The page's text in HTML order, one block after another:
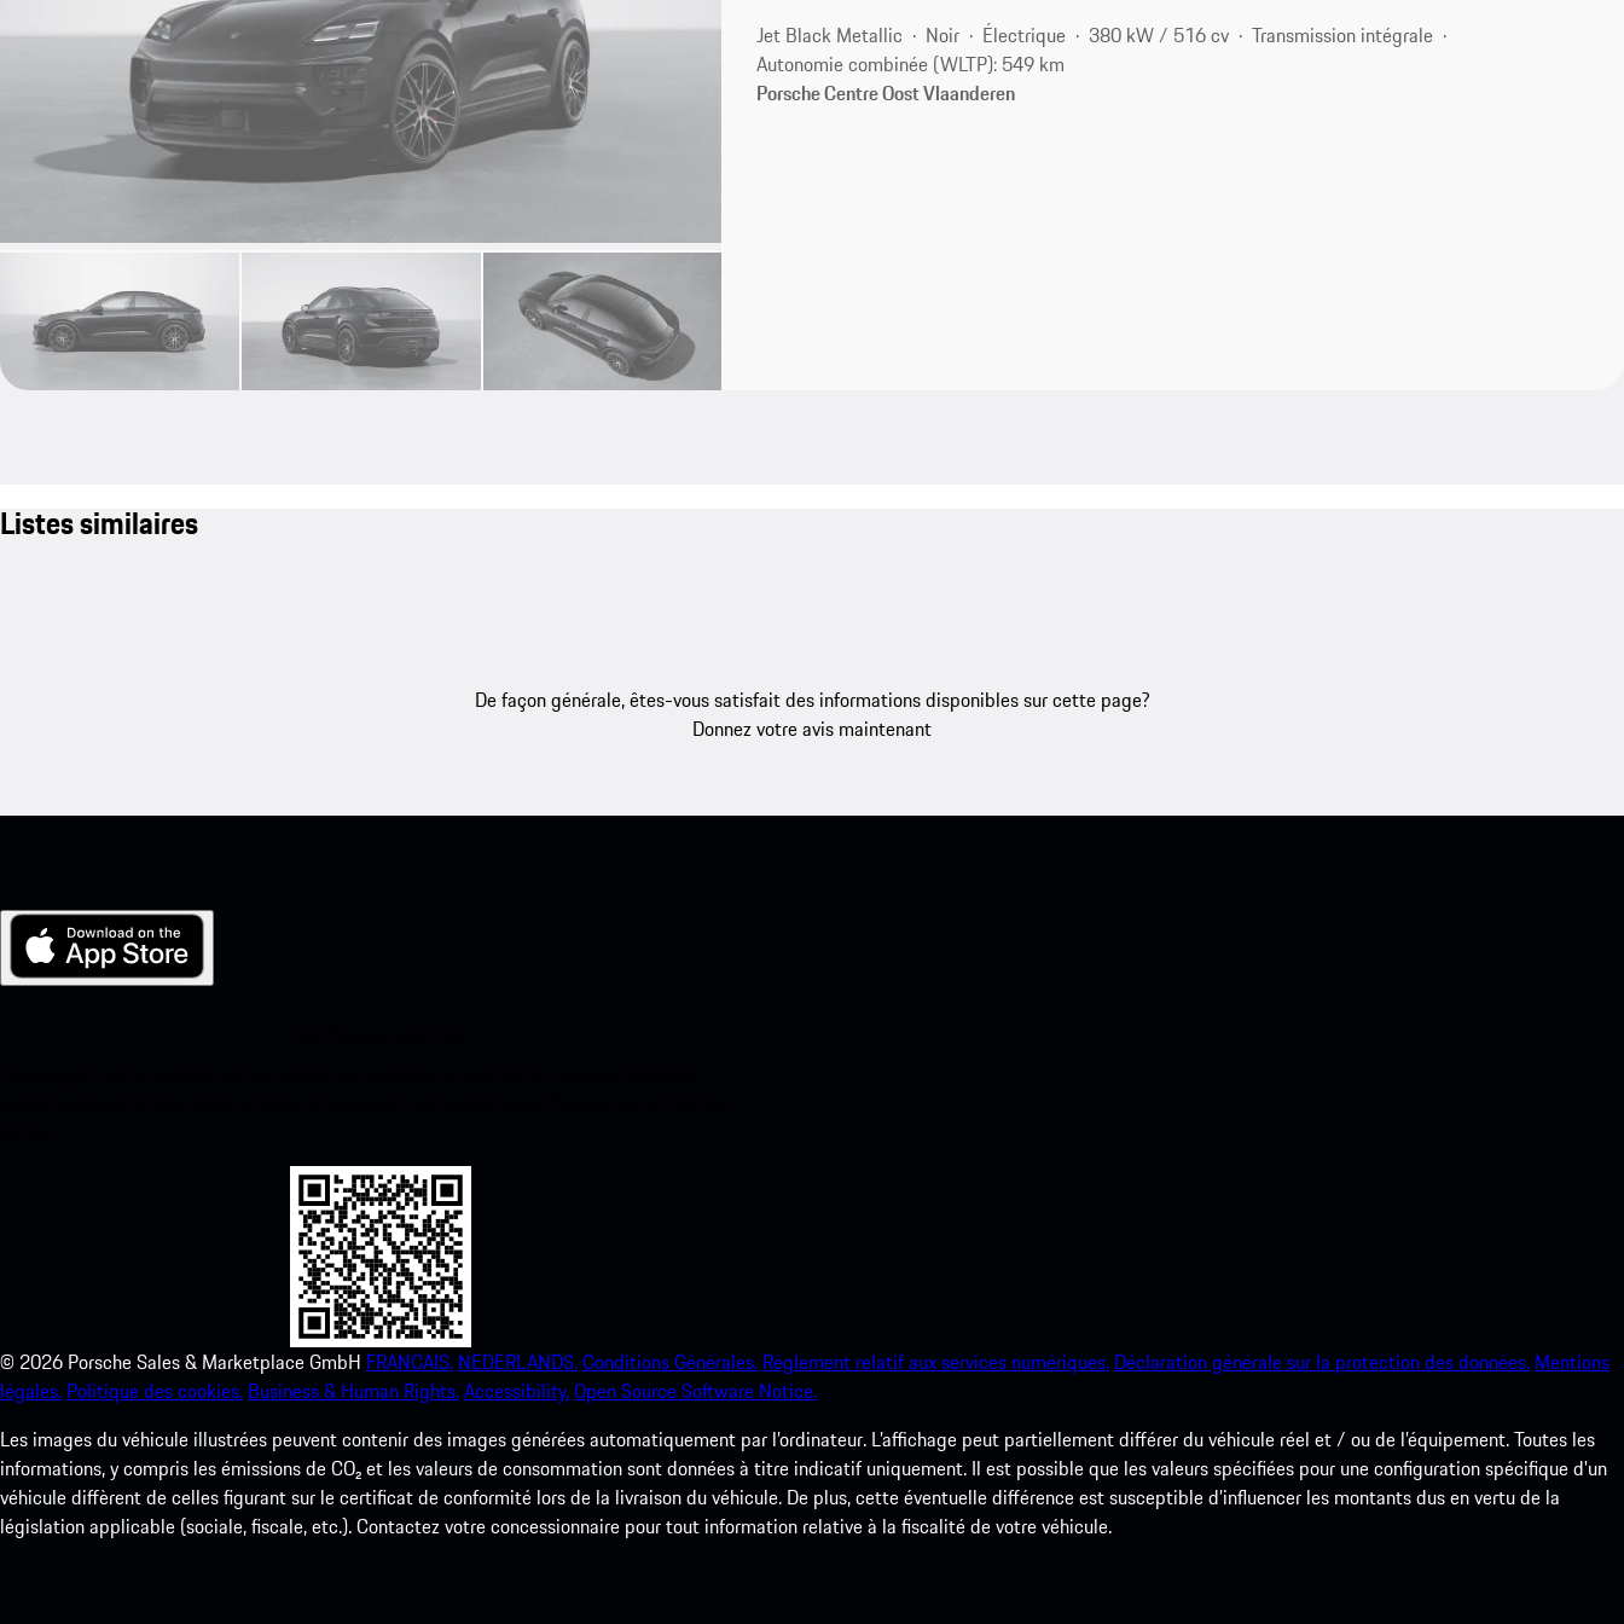
Jet Black Metallic Noir Électrique 380 kW / 516 cv
Transmission intégrale
Autonomie combinée (WLTP): 549 km
Porsche Centre Oost Vlaanderen
Listes similaires
De façon générale, êtes-vous satisfait des informations disponibles sur cette page?
Donnez votre avis maintenant
© 2026 Porsche Sales & Marketplace GmbH FRANCAIS. NEDERLANDS.Conditions Générales. Règlement relatif aux services numériques. Déclaration générale sur la protection des données. Mentions
légales. Politique des cookies. Business & Human Rights.Accessibility.Open Source Software Notice.
Les images du véhicule illustrées peuvent contenir des images générées automatiquement par l’ordinateur. L’affichage peut partiellement différer du véhicule réel et / ou de l’équipement. Toutes les
informations, y compris les émissions de CO₂ et les valeurs de consommation sont données à titre indicatif uniquement. Il est possible que les valeurs spécifiées pour une configuration spécifique d'un
véhicule diffèrent de celles figurant sur le certificat de conformité lors de la livraison du véhicule. De plus, cette éventuelle différence est susceptible d’influencer les montants dus en vertu de la
législation applicable (sociale, fiscale, etc.). Contactez votre concessionnaire pour tout information relative à la fiscalité de votre véhicule.